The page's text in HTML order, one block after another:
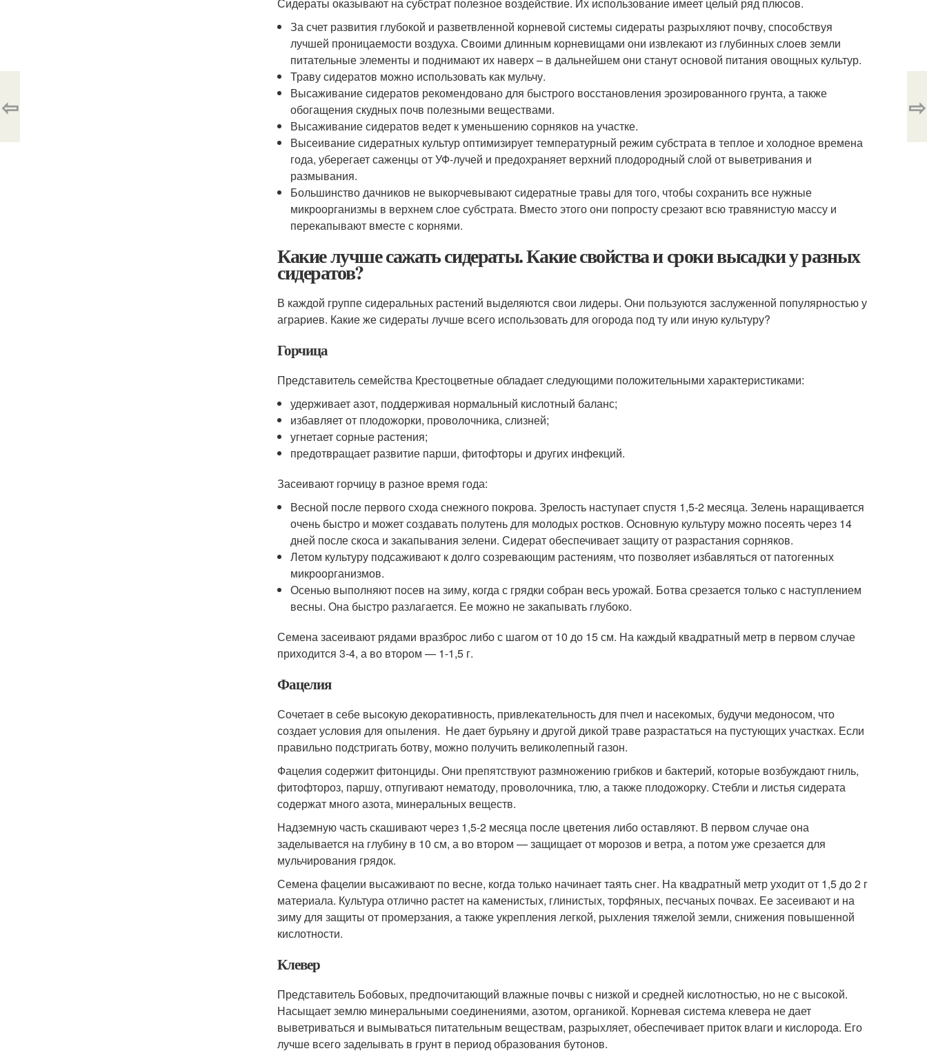
За счет развития глубокой и разветвленной корневой системы сидераты разрыхляют почву, способствуя
лучшей проницаемости воздуха. Своими длинным корневищами они извлекают из глубинных слоев земли
питательные элементы и поднимают их наверх – в дальнейшем они станут основой питания овощных культур.
Траву сидератов можно использовать как мульчу.
Высаживание сидератов рекомендовано для быстрого восстановления эрозированного грунта, а также
обогащения скудных почв полезными веществами.
Высаживание сидератов ведет к уменьшению сорняков на участке.
Высеивание сидератных культур оптимизирует температурный режим субстрата в теплое и холодное времена
года, уберегает саженцы от УФ-лучей и предохраняет верхний плодородный слой от выветривания и
размывания.
Большинство дачников не выкорчевывают сидератные травы для того, чтобы сохранить все нужные
микроорганизмы в верхнем слое субстрата. Вместо этого они попросту срезают всю травянистую массу и
перекапывают вместе с корнями.
Какие лучше сажать сидераты. Какие свойства и сроки высадки у разных
сидератов?
В каждой группе сидеральных растений выделяются свои лидеры. Они пользуются заслуженной популярностью у
аграриев. Какие же сидераты лучше всего использовать для огорода под ту или иную культуру?
Горчица
Представитель семейства Крестоцветные обладает следующими положительными характеристиками:
удерживает азот, поддерживая нормальный кислотный баланс;
избавляет от плодожорки, проволочника, слизней;
угнетает сорные растения;
предотвращает развитие парши, фитофторы и других инфекций.
Засеивают горчицу в разное время года:
Весной после первого схода снежного покрова. Зрелость наступает спустя 1,5-2 месяца. Зелень наращивается
очень быстро и может создавать полутень для молодых ростков. Основную культуру можно посеять через 14
дней после скоса и закапывания зелени. Сидерат обеспечивает защиту от разрастания сорняков.
Летом культуру подсаживают к долго созревающим растениям, что позволяет избавляться от патогенных
микроорганизмов.
Осенью выполняют посев на зиму, когда с грядки собран весь урожай. Ботва срезается только с наступлением
весны. Она быстро разлагается. Ее можно не закапывать глубоко.
Семена засеивают рядами вразброс либо с шагом от 10 до 15 см. На каждый квадратный метр в первом случае
приходится 3-4, а во втором — 1-1,5 г.
Фацелия
Сочетает в себе высокую декоративность, привлекательность для пчел и насекомых, будучи медоносом, что
создает условия для опыления. Не дает бурьяну и другой дикой траве разрастаться на пустующих участках. Если
правильно подстригать ботву, можно получить великолепный газон.
Фацелия содержит фитонциды. Они препятствуют размножению грибков и бактерий, которые возбуждают гниль,
фитофтороз, паршу, отпугивают нематоду, проволочника, тлю, а также плодожорку. Стебли и листья сидерата
содержат много азота, минеральных веществ.
Надземную часть скашивают через 1,5-2 месяца после цветения либо оставляют. В первом случае она
заделывается на глубину в 10 см, а во втором — защищает от морозов и ветра, а потом уже срезается для
мульчирования грядок.
Семена фацелии высаживают по весне, когда только начинает таять снег. На квадратный метр уходит от 1,5 до 2 г
материала. Культура отлично растет на каменистых, глинистых, торфяных, песчаных почвах. Ее засеивают и на
зиму для защиты от промерзания, а также укрепления легкой, рыхления тяжелой земли, снижения повышенной
кислотности.
Клевер
Представитель Бобовых, предпочитающий влажные почвы с низкой и средней кислотностью, но не с высокой.
Насыщает землю минеральными соединениями, азотом, органикой. Корневая система клевера не дает
выветриваться и вымываться питательным веществам, разрыхляет, обеспечивает приток влаги и кислорода. Его
лучше всего заделывать в грунт в период образования бутонов.
⇦ ⇨